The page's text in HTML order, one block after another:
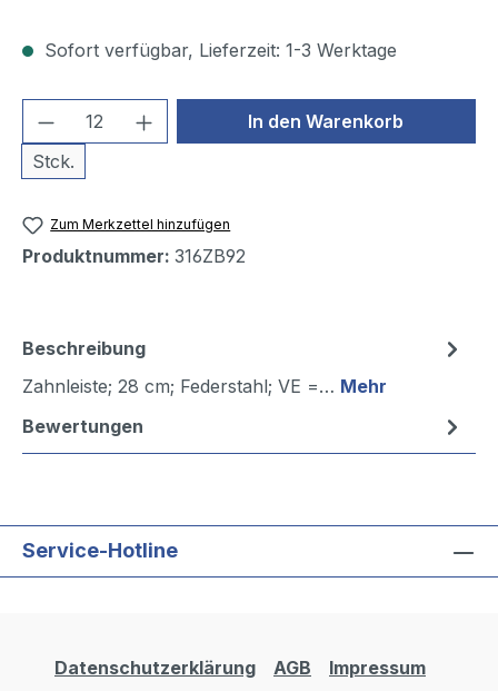
Sofort verfügbar, Lieferzeit: 1-3 Werktage
Produkt Anzahl: Gib den
Stck.
In den Warenkorb
Zum Merkzettel hinzufügen
Produktnummer: 316ZB92
Beschreibung
Zahnleiste; 28 cm; Federstahl; VE =… Mehr
Bewertungen
Service-Hotline
Datenschutzerklärung AGB Impressum